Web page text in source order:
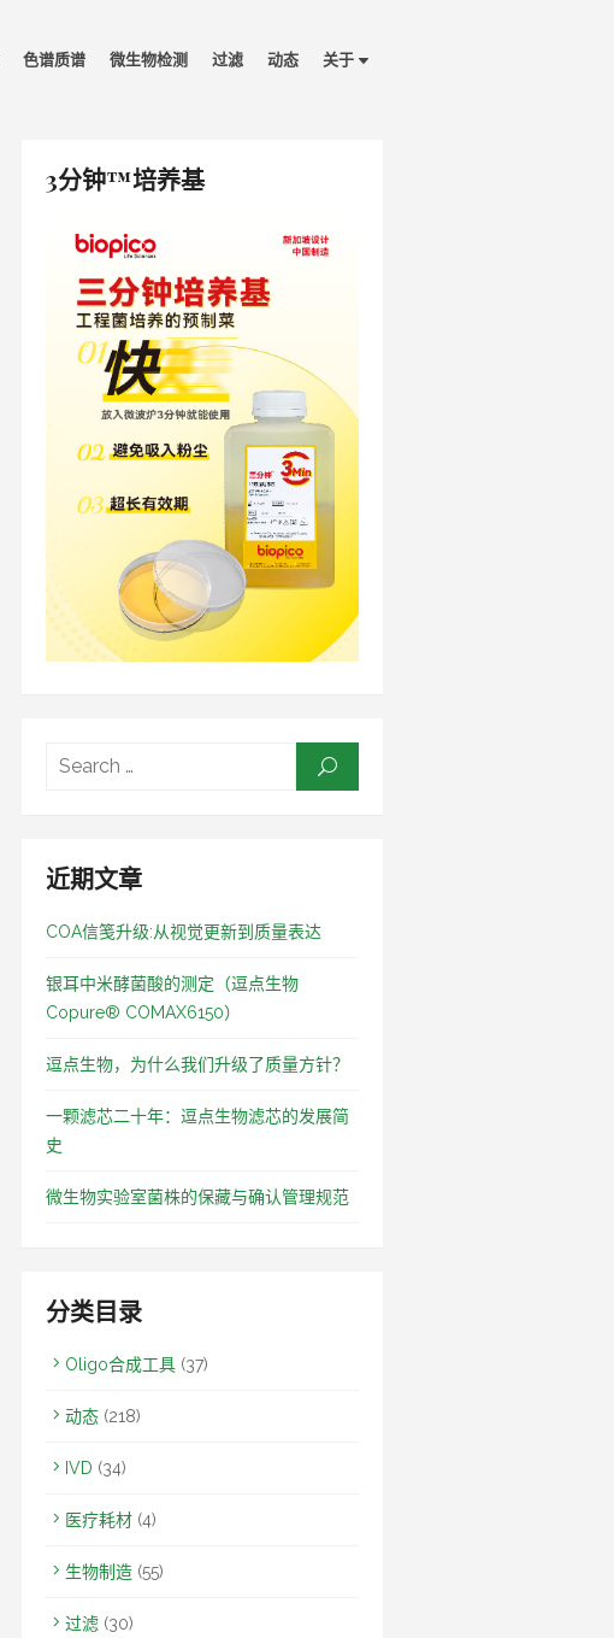
色谱质谱 微生物检测 过滤 动态 关于
3分钟™培养基
近期文章
COA信笺升级:从视觉更新到质量表达
银耳中米酵菌酸的测定（逗点生物
Copure® COMAX6150）
逗点生物，为什么我们升级了质量方针？
一颗滤芯二十年：逗点生物滤芯的发展简
史
微生物实验室菌株的保藏与确认管理规范
分类目录
Oligo合成工具 (37)
动态 (218)
IVD (34)
医疗耗材 (4)
生物制造 (55)
过滤 (30)